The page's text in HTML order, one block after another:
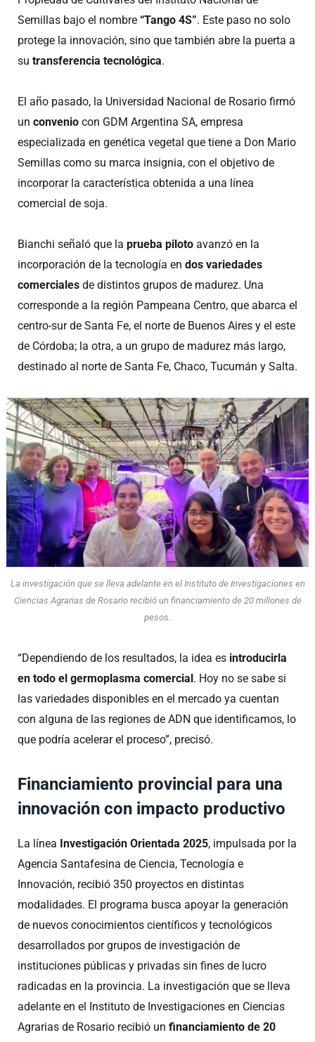
Semillas bajo el nombre “Tango 4S”. Este paso no solo
protege la innovación, sino que también abre la puerta a
su transferencia tecnológica.
El año pasado, la Universidad Nacional de Rosario firmó
un convenio con GDM Argentina SA, empresa
especializada en genética vegetal que tiene a Don Mario
Semillas como su marca insignia, con el objetivo de
incorporar la característica obtenida a una línea
comercial de soja.
Bianchi señaló que la prueba piloto avanzó en la
incorporación de la tecnología en dos variedades
comerciales de distintos grupos de madurez. Una
corresponde a la región Pampeana Centro, que abarca el
centro-sur de Santa Fe, el norte de Buenos Aires y el este
de Córdoba; la otra, a un grupo de madurez más largo,
destinado al norte de Santa Fe, Chaco, Tucumán y Salta.
La investigación que se lleva adelante en el Instituto de Investigaciones en
Ciencias Agrarias de Rosario recibió un financiamiento de 20 millones de
pesos.
“Dependiendo de los resultados, la idea es introducirla
en todo el germoplasma comercial. Hoy no se sabe si
las variedades disponibles en el mercado ya cuentan
con alguna de las regiones de ADN que identificamos, lo
que podría acelerar el proceso”, precisó.
Financiamiento provincial para una
innovación con impacto productivo
La línea Investigación Orientada 2025, impulsada por la
Agencia Santafesina de Ciencia, Tecnología e
Innovación, recibió 350 proyectos en distintas
modalidades. El programa busca apoyar la generación
de nuevos conocimientos científicos y tecnológicos
desarrollados por grupos de investigación de
instituciones públicas y privadas sin fines de lucro
radicadas en la provincia. La investigación que se lleva
adelante en el Instituto de Investigaciones en Ciencias
Agrarias de Rosario recibió un financiamiento de 20